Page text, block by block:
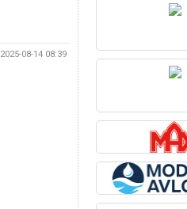
2025-08-14 08:39